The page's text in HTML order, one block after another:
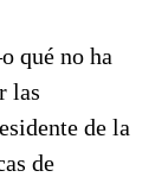
qué no ha
las
de la
de